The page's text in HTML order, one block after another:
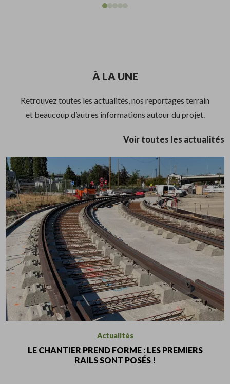
À LA UNE
Retrouvez toutes les actualités, nos reportages terrain
et beaucoup d’autres informations autour du projet.
Voir toutes les actualités
Actualités
LE CHANTIER PREND FORME : LES PREMIERS
RAILS SONT POSÉS !